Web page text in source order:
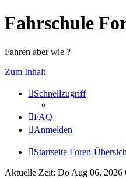
Fahrschule
Fahren aber wie ?
Zum Inhalt
Schnellzugriff
FAQ
Anmelden
Startseite Foren-
Aktuelle Zeit: Do Aug 06, 2026